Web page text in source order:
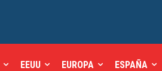
EEUU EUROPA ESPAÑA